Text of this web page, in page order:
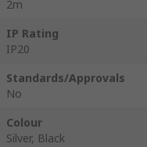
2m
IP Rating
IP20
Standards/Approvals
No
Colour
Silver, Black